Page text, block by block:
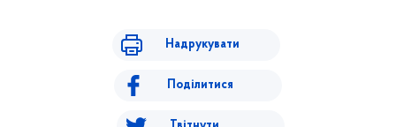
Надрукувати
Поділитися